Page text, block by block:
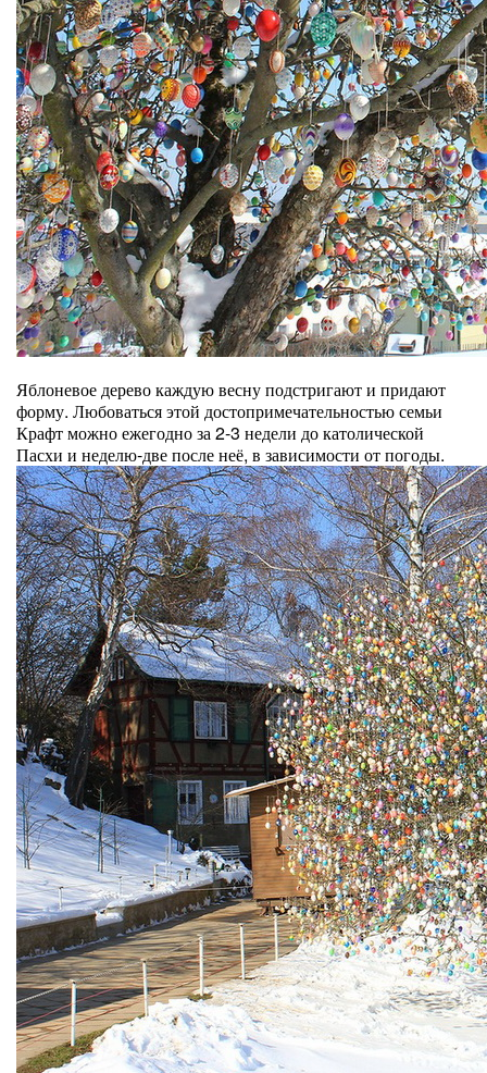
Яблоневое дерево каждую весну подстригают и придают
форму. Любоваться этой достопримечательностью семьи
Крафт можно ежегодно за 2-3 недели до католической
Пасхи и неделю-две после неё, в зависимости от погоды.